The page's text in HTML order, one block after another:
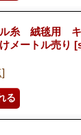
ル糸 絨毯用
メートル売り
]